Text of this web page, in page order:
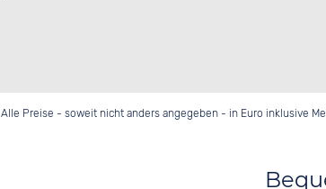
Alle Preise - soweit nicht anders angegeben - in Euro inklusive